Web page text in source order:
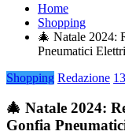
Home
Shopping
🎄 Natale 2024:
Pneumatici
Shopping Redazione
🎄 Natale 2024:
Gonfia